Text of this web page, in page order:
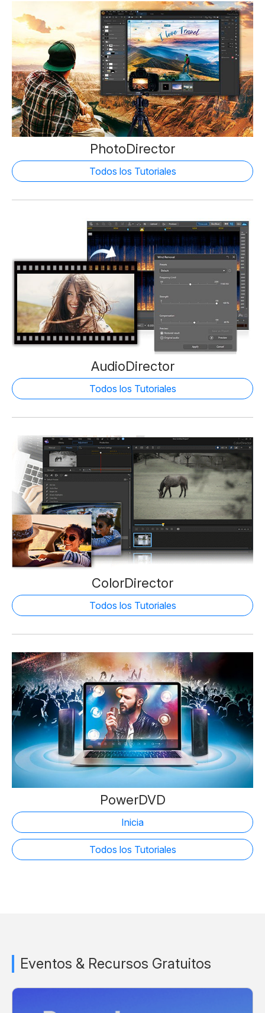
PhotoDirector
Todos los Tutoriales
AudioDirector
Todos los Tutoriales
ColorDirector
Todos los Tutoriales
PowerDVD
Inicia
Todos los Tutoriales
Eventos & Recursos Gratuitos